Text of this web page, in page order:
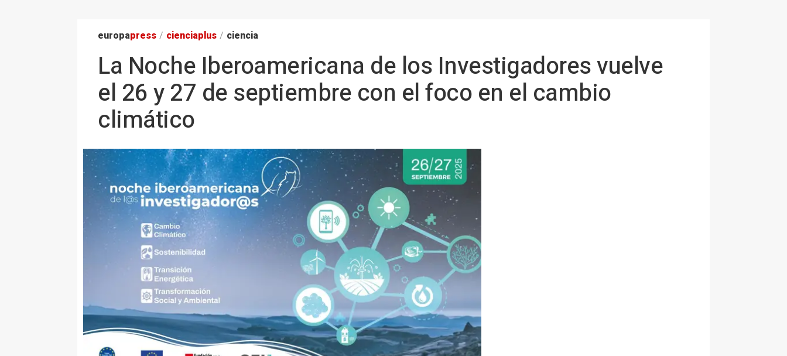
europapress / cienciaplus / ciencia
La Noche Iberoamericana de los Investigadores vuelve
el 26 y 27 de septiembre con el foco en el cambio
climático